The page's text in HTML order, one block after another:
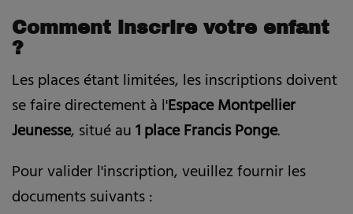
Comment inscrire votre enfant
?
Les places étant limitées, les inscriptions doivent
se faire directement à l'Espace Montpellier
Jeunesse, situé au1 place Francis Ponge.
Pour valider l'inscription, veuillez fournir les
documents suivants :